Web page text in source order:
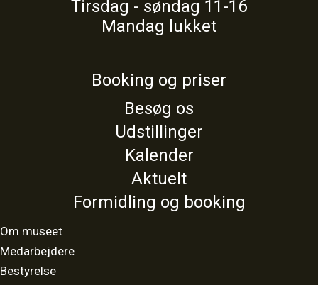
Tirsdag - søndag 11-16
Mandag lukket
Booking og priser
Besøg os
Udstillinger
Kalender
Aktuelt
Formidling og booking
Om museet
Medarbejdere
Bestyrelse